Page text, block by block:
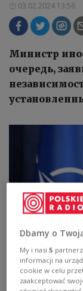
03.02.2024 13:56
Министр
очередь,
Президент Польши
Dbamy o
My i nasi5
informacji na
cookie w celu
zaakceptować